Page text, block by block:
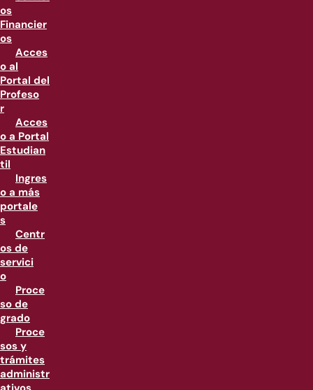
os
Financier
os
Acces
o al
Portal del
Profeso
r
Acces
o a Portal
Estudian
til
Ingres
o a más
portale
s
Centr
os de
servici
o
Proce
so de
grado
Proce
sos y
trámites
administr